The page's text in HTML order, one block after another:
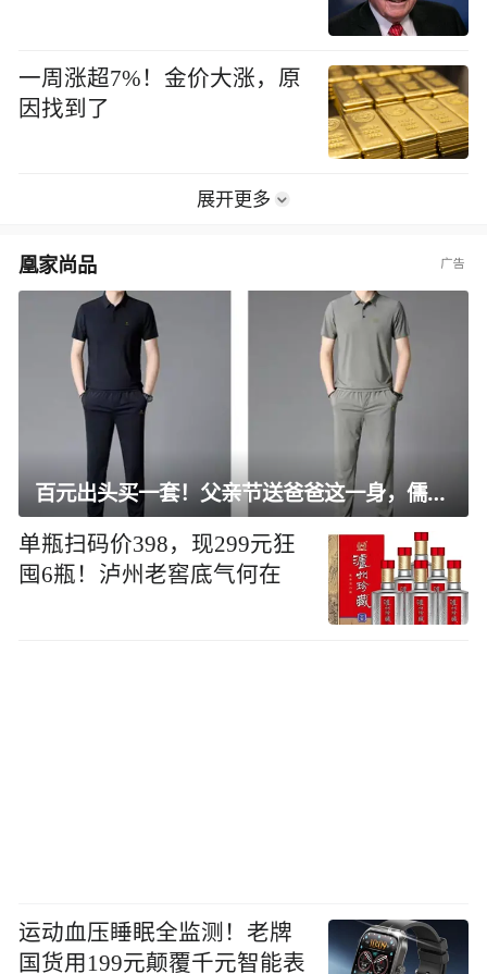
一周涨超7%！金价大涨，原
因找到了
展开更多
凰家尚品
百元出头买一套！父亲节送爸爸这一身，儒雅有型还凉爽
单瓶扫码价398，现299元狂
囤6瓶！泸州老窖底气何在
运动血压睡眠全监测！老牌
国货用199元颠覆千元智能表